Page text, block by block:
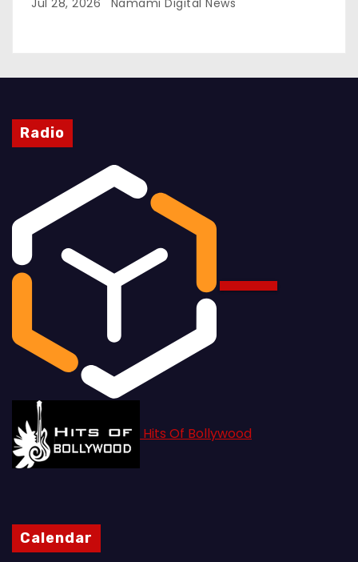
Jul 28, 2026 Namami Digital News
Radio
Hits Of Bollywood
Calendar